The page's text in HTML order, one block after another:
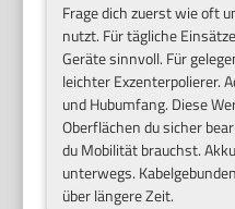
Frage dich zuerst wie oft
nutzt. Für tägliche
Geräte sinnvoll. Für
leichter Exzenterpolierer.
und Hubumfang. Diese
Oberflächen du sicher
du Mobilität brauchst.
unterwegs.
über längere Zeit.